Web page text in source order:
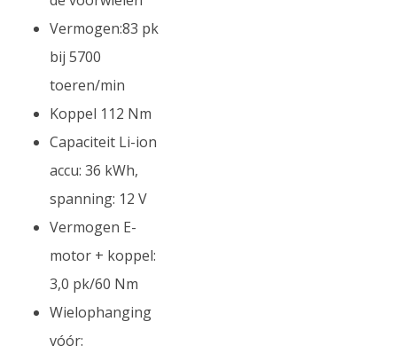
Vermogen:83 pk
bij 5700
toeren/min
Koppel 112 Nm
Capaciteit Li-ion
accu: 36 kWh,
spanning: 12 V
Vermogen E-
motor + koppel:
3,0 pk/60 Nm
Wielophanging
vóór: